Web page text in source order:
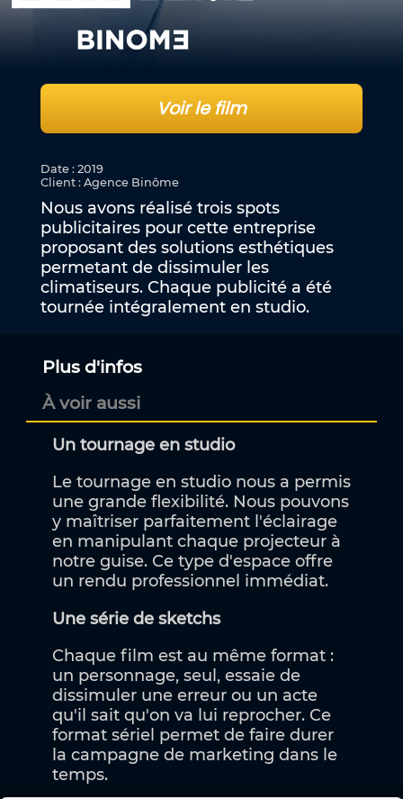
Voir le film
Date: 2019
Client: Agence Binôme
Nous avons réalisé trois spots
publicitaires pour cette entreprise
proposant des solutions esthétiques
permetant de dissimuler les
climatiseurs. Chaque publicité a été
tournée intégralement en studio.
Plus d'infos
À voir aussi
Un tournage en studio
Le tournage en studio nous a permis
une grande flexibilité. Nous pouvons
y maîtriser parfaitement l'éclairage
en manipulant chaque projecteur à
notre guise. Ce type d'espace offre
un rendu professionnel immédiat.
Une série de sketchs
Chaque film est au même format :
un personnage, seul, essaie de
dissimuler une erreur ou un acte
qu'il sait qu'on va lui reprocher. Ce
format sériel permet de faire durer
la campagne de marketing dans le
temps.